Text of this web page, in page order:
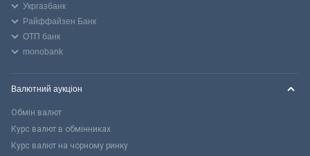
Укргазбанк
Райффайзен Банк
ОТП банк
monobank
Валютний аукціон
Обмін валют
Курс валют в обмінниках
Курс валют на чорному ринку